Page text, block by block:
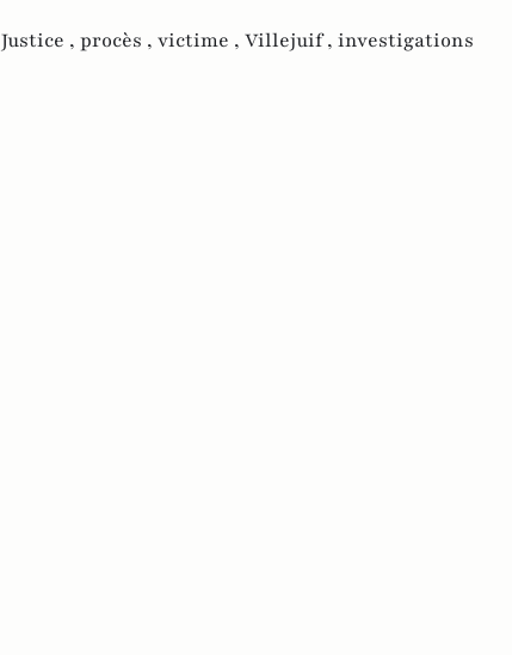
Justice , procès , victime , Villejuif , investigations